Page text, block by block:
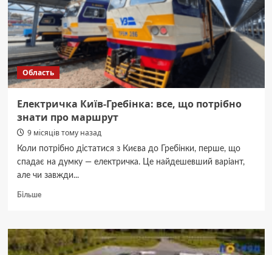
у
2025
році
Область
Електричка Київ-Гребінка: все, що потрібно
знати про маршрут
9 місяців тому назад
Коли потрібно дістатися з Києва до Гребінки, перше, що
спадає на думку — електричка. Це найдешевший варіант,
але чи завжди...
БільшеДокладніше
Київ-
Гребінка:
все,